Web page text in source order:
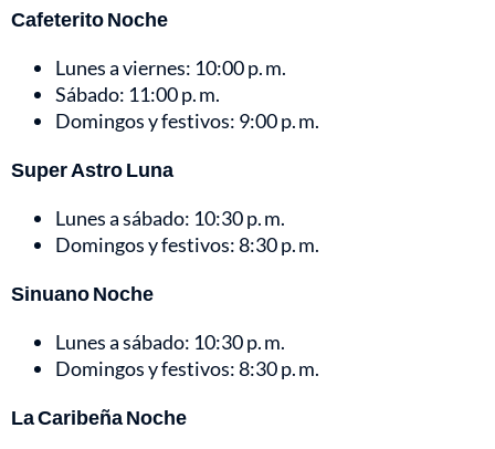
Cafeterito Noche
Lunes a viernes: 10:00 p. m.
Sábado: 11:00 p. m.
Domingos y festivos: 9:00 p. m.
Super Astro Luna
Lunes a sábado: 10:30 p. m.
Domingos y festivos: 8:30 p. m.
Sinuano Noche
Lunes a sábado: 10:30 p. m.
Domingos y festivos: 8:30 p. m.
La Caribeña Noche